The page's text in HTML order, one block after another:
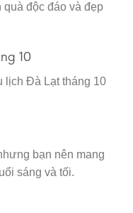
độc đáo và đẹp
10
lịch Đà Lạt tháng 10
bạn nên mang
sáng và tối.